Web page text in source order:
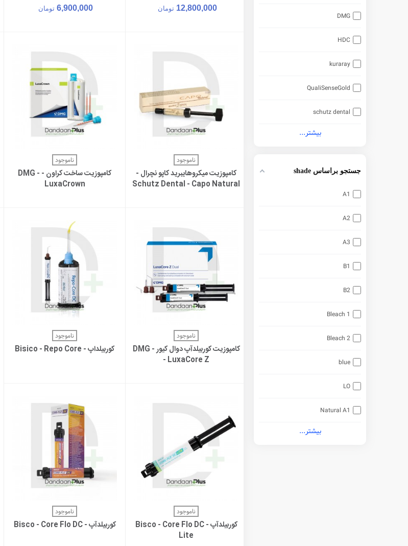
DMG
HDC
kuraray
QualiSenseGold
schutz dental
بیشتر...
جستجو براساس shade
A1
A2
A3
B1
B2
Bleach 1
Bleach 2
blue
LO
Natural A1
بیشتر...
12,800,000 تومان 6,900,000 تومان
مشاهده بیشتر
ناموجود
کامپوزیت میکروهایبرید کاپو نچرال -
Schutz Dental - Capo Natural
مشاهده بیشتر
ناموجود
کامپوزیت ساخت کراون - DMG -
LuxaCrown
مشاهده بیشتر
ناموجود
کامپوزیت کوربیلدآپ دوال کیور - DMG
- LuxaCore Z
مشاهده بیشتر
ناموجود
کوربیلداپ - Bisico - Repo Core
مشاهده بیشتر
ناموجود
کوربیلدآپ - Bisco - Core Flo DC
Lite
مشاهده بیشتر
ناموجود
کوربیلدآپ - Bisco - Core Flo DC